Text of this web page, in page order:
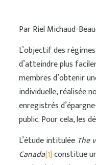
Par Riel Michaud-
L’objectif des
d’atteindre plus
membres d’obtenir
individuelle, réalisée
enregistrés
public. Pour cela, les
L’étude intitulée The
Canada[1]constitue